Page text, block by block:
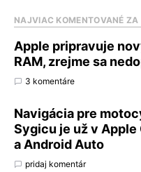
NAJVIAC KOMENTOVANÉ ZA
Apple pripravuje
RAM, zrejme sa
3 komentáre
Navigácia pre
Sygicu je už v Apple
a Android Auto
pridaj komentár